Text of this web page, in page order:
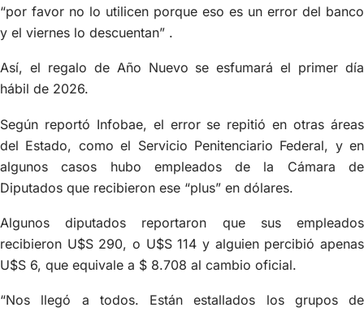
“por favor no lo utilicen porque eso es un error del banco
y el viernes lo descuentan” .
Así, el regalo de Año Nuevo se esfumará el primer día
hábil de 2026.
Según reportó Infobae, el error se repitió en otras áreas
del Estado, como el Servicio Penitenciario Federal, y en
algunos casos hubo empleados de la Cámara de
Diputados que recibieron ese “plus” en dólares.
Algunos diputados reportaron que sus empleados
recibieron U$S 290, o U$S 114 y alguien percibió apenas
U$S 6, que equivale a $ 8.708 al cambio oficial.
“Nos llegó a todos. Están estallados los grupos de